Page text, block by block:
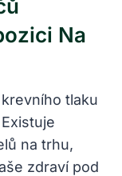
Na
tlaku
na ⁤trhu,
zdraví pod